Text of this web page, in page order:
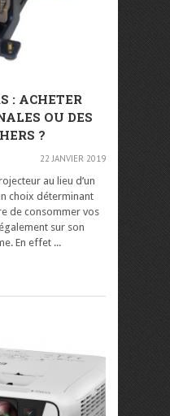
: ACHETER
OU DES
?
22 JANVIER 2019
au lieu d’un
choix déterminant
de consommer vos
sur son
En effet ...